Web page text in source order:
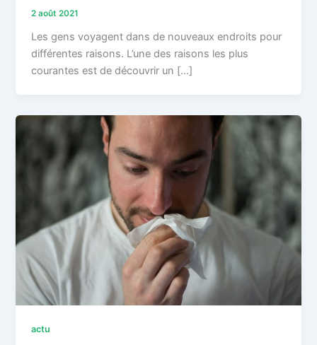
2 août 2021
Les gens voyagent dans de nouveaux endroits pour
différentes raisons. L’une des raisons les plus
courantes est de découvrir un […]
actu